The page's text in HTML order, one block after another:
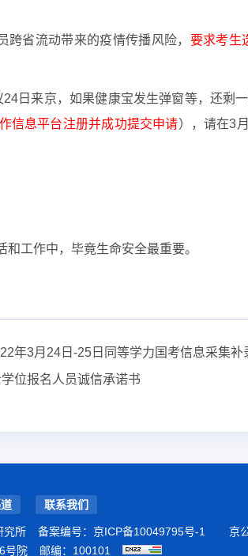
省流动带来的疫情传播风险， 要求考生
日来京，如果健康宝发生弹窗等，还剩
信息平台注册并成功提交申请），请在3
工作中，毕竟生命安全最重要。
年3月24日-25日同等学力国考信息采集补
位报名人员诚信承诺书
联系我们
究所 备案编号： 京ICP备10049795号-1
京
号院
邮编：100101